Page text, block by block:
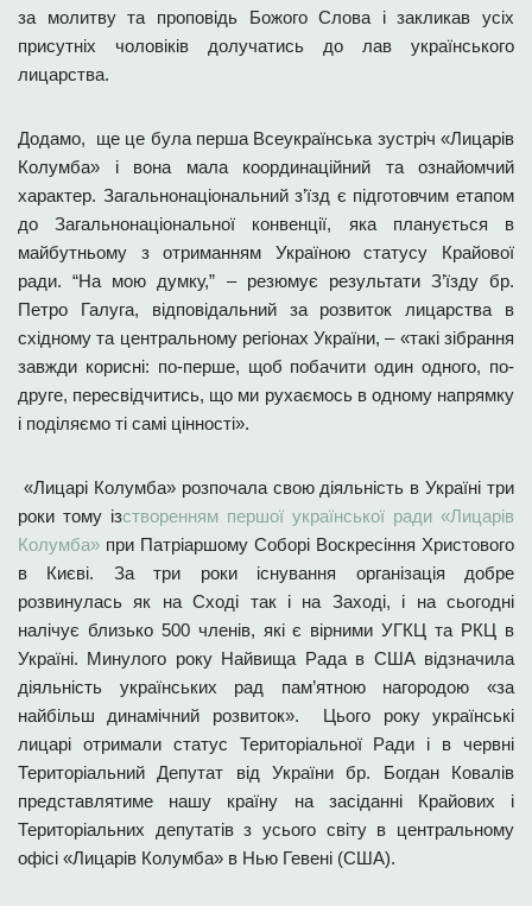
за молитву та проповідь Божого Слова і закликав усіх
присутніх чоловіків долучатись до лав українського
лицарства.
Додамо, ще це була перша Всеукраїнська зустріч «Лицарів
Колумба» і вона мала координаційний та ознайомчий
характер. Загальнонаціональний з’їзд є підготовчим етапом
до Загальнонаціональної конвенції, яка планується в
майбутньому з отриманням Україною статусу Крайової
ради. “На мою думку,” – резюмує результати З’їзду бр.
Петро Галуга, відповідальний за розвиток лицарства в
східному та центральному регіонах України, – «такі зібрання
завжди корисні: по-перше, щоб побачити один одного, по-
друге, пересвідчитись, що ми рухаємось в одному напрямку
і поділяємо ті самі цінності».
«Лицарі Колумба» розпочала свою діяльність в Україні три
роки тому ізстворенням першої української ради «Лицарів
Колумба» при Патріаршому Соборі Воскресіння Христового
в Києві. За три роки існування організація добре
розвинулась як на Сході так і на Заході, і на сьогодні
налічує близько 500 членів, які є вірними УГКЦ та РКЦ в
Україні. Минулого року Найвища Рада в США відзначила
діяльність українських рад пам’ятною нагородою «за
найбільш динамічний розвиток». Цього року українські
лицарі отримали статус Територіальної Ради і в червні
Територіальний Депутат від України бр. Богдан Ковалів
представлятиме нашу країну на засіданні Крайових і
Територіальних депутатів з усього світу в центральному
офісі «Лицарів Колумба» в Нью Гевені (США).